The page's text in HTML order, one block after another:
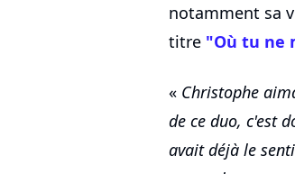
notamment sa
titre "Où tu ne
« Christophe
de ce duo, c'est
avait déjà le